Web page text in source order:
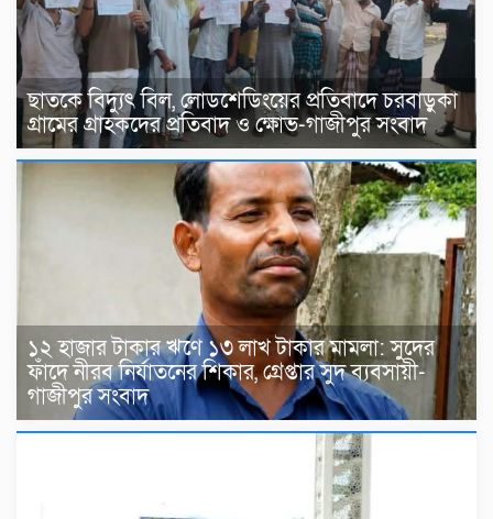
ছাতকে বিদ্যুৎ বিল, লোডশেডিংয়ের প্রতিবাদে চরবাড়ুকা
গ্রামের গ্রাহকদের প্রতিবাদ ও ক্ষোভ-গাজীপুর সংবাদ
১২ হাজার টাকার ঋণে ১৩ লাখ টাকার মামলা: সুদের
ফাঁদে নীরব নির্যাতনের শিকার, গ্রেপ্তার সুদ ব্যবসায়ী-
গাজীপুর সংবাদ